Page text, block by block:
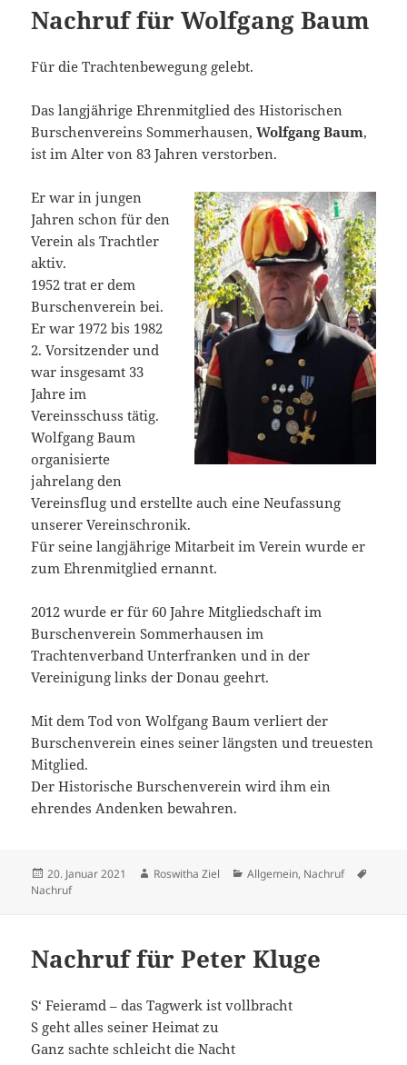
Nachruf für Wolfgang Baum
Für die Trachtenbewegung gelebt.
Das langjährige Ehrenmitglied des Historischen
Burschenvereins Sommerhausen,Wolfgang Baum,
ist im Alter von 83 Jahren verstorben.
Er war in jungen
Jahren schon für den
Verein als Trachtler
aktiv.
1952 trat er dem
Burschenverein bei.
Er war 1972 bis 1982
2. Vorsitzender und
war insgesamt 33
Jahre im
Vereinsschuss tätig.
Wolfgang Baum
organisierte
jahrelang den
Vereinsflug und erstellte auch eine Neufassung
unserer Vereinschronik.
Für seine langjährige Mitarbeit im Verein wurde er
zum Ehrenmitglied ernannt.
2012 wurde er für 60 Jahre Mitgliedschaft im
Burschenverein Sommerhausen im
Trachtenverband Unterfranken und in der
Vereinigung links der Donau geehrt.
Mit dem Tod von Wolfgang Baum verliert der
Burschenverein eines seiner längsten und treuesten
Mitglied.
Der Historische Burschenverein wird ihm ein
ehrendes Andenken bewahren.
Veröffentlicht
am
20. Januar 2021 Autor
Roswitha Ziel Kategorien
Allgemein, Nachruf
Nachruf
Nachruf für Peter Kluge
S‘ Feieramd – das Tagwerk ist vollbracht
S geht alles seiner Heimat zu
Ganz sachte schleicht die Nacht